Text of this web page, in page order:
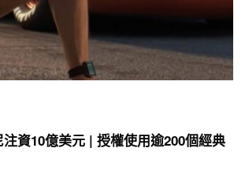
資10億美元 | 授權使用逾200個經典